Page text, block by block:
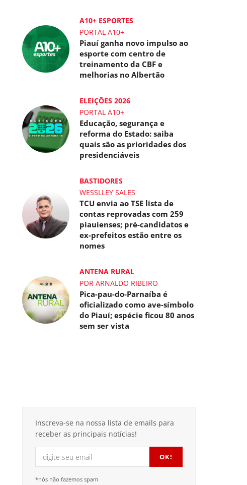
A10+ ESPORTES
PORTAL A10+
Piauí ganha novo impulso ao
esporte com centro de
treinamento da CBF e
melhorias no Albertão
ELEIÇÕES 2026
PORTAL A10+
Educação, segurança e
reforma do Estado: saiba
quais são as prioridades dos
presidenciáveis
BASTIDORES
WESSLLEY SALES
TCU envia ao TSE lista de
contas reprovadas com 259
piauienses; pré-candidatos e
ex-prefeitos estão entre os
nomes
ANTENA RURAL
POR ARNALDO RIBEIRO
Pica-pau-do-Parnaíba é
oficializado como ave-símbolo
do Piauí; espécie ficou 80 anos
sem ser vista
Inscreva-se na nossa lista de emails para
receber as principais notícias!
*nós não fazemos spam